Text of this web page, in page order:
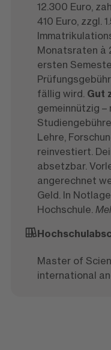
12.300 Euro,
410 Euro, zzgl.
Monatsraten à
ersten
fällig wird. Gut
gemeinnützig –
Lehre,
reinvestiert.
absetzbar.
angerechnet
Geld. In
Hochschule.
Master of
international